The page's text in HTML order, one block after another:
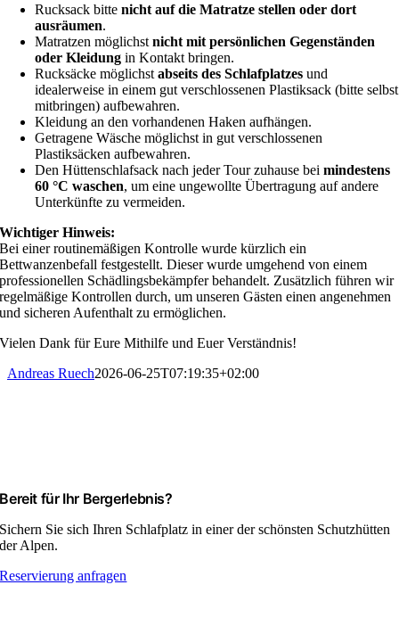
Rucksack bittenicht auf die Matratze stellen oder dort
ausräumen.
Matratzen möglichstnicht mit persönlichen Gegenständen
oder Kleidung in Kontakt bringen.
Rucksäcke möglichstabseits des Schlafplatzes und
idealerweise in einem gut verschlossenen Plastiksack (bitte selbst
mitbringen) aufbewahren.
Kleidung an den vorhandenen Haken aufhängen.
Getragene Wäsche möglichst in gut verschlossenen
Plastiksäcken aufbewahren.
Den Hüttenschlafsack nach jeder Tour zuhause beimindestens
60 °C waschen, um eine ungewollte Übertragung auf andere
Unterkünfte zu vermeiden.
Wichtiger Hinweis:
Bei einer routinemäßigen Kontrolle wurde kürzlich ein
Bettwanzenbefall festgestellt. Dieser wurde umgehend von einem
professionellen Schädlingsbekämpfer behandelt. Zusätzlich führen wir
regelmäßige Kontrollen durch, um unseren Gästen einen angenehmen
und sicheren Aufenthalt zu ermöglichen.
Vielen Dank für Eure Mithilfe und Euer Verständnis!
Andreas Ruech2026-06-25T07:19:35+02:00
Bereit für Ihr Bergerlebnis?
Sichern Sie sich Ihren Schlafplatz in einer der schönsten Schutzhütten
der Alpen.
Reservierung anfragen